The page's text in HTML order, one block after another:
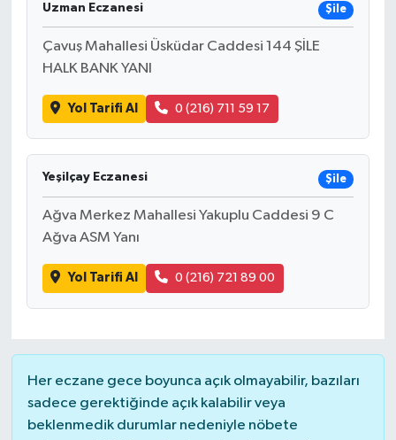
Uzman Eczanesi Şile
Çavuş Mahallesi Üsküdar Caddesi 144 ŞİLE
HALK BANK YANI
Yol Tarifi Al 0 (216) 711 59 17
Yeşilçay Eczanesi Şile
Ağva Merkez Mahallesi Yakuplu Caddesi 9 C
Ağva ASM Yanı
Yol Tarifi Al 0 (216) 721 89 00
Her eczane gece boyunca açık olmayabilir, bazıları
sadece gerektiğinde açık kalabilir veya
beklenmedik durumlar nedeniyle nöbete